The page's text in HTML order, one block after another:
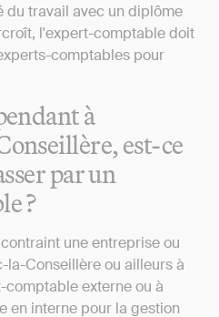
du travail avec un diplôme
l'expert-comptable doit
comptables pour
à
est-ce
par un
?
une entreprise ou
la-Conseillère ou ailleurs à
externe ou à
en interne pour la gestion